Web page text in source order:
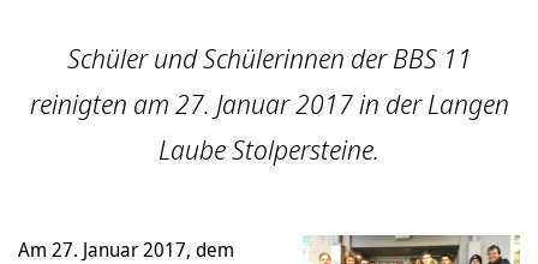
Schüler und Schülerinnen der BBS 11
reinigten am 27. Januar 2017 in der Langen
Laube Stolpersteine.
Am 27. Januar 2017, dem